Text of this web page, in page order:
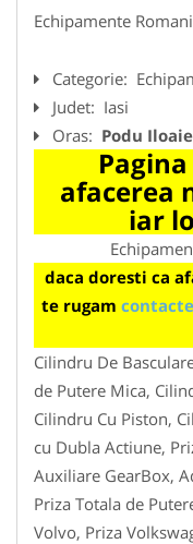
Echipamente
Categorie:
Judet: Iasi
Oras: Podu
afacerea
iar
daca doresti ca
te rugam
Cilindru De
de Putere Mica,
Cilindru Cu Piston,
cu Dubla Actiune,
Auxiliare GearBox,
Priza Totala de
Volvo, Priza